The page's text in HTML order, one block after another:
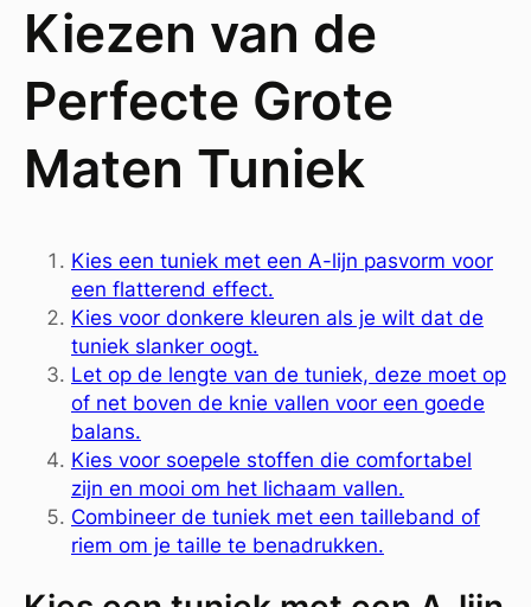
Kiezen van de
Perfecte Grote
Maten Tuniek
Kies een tuniek met een A-lijn pasvorm voor
een flatterend effect.
Kies voor donkere kleuren als je wilt dat de
tuniek slanker oogt.
Let op de lengte van de tuniek, deze moet op
of net boven de knie vallen voor een goede
balans.
Kies voor soepele stoffen die comfortabel
zijn en mooi om het lichaam vallen.
Combineer de tuniek met een tailleband of
riem om je taille te benadrukken.